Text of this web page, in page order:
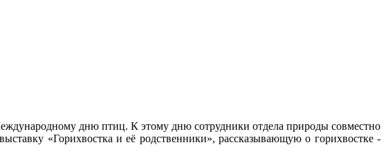
дню птиц. К этому дню сотрудники отдела природы совместно
«Горихвостка и её родственники», рассказывающую о горихвостке -